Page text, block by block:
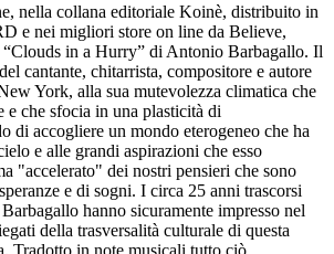
nella collana editoriale Koinè, distribuito in
e nei migliori store on line da Believe,
“Clouds in a Hurry” di Antonio Barbagallo. Il
cantante, chitarrista, compositore e autore
York, alla sua mutevolezza climatica che
e che sfocia in una plasticità di
di accogliere un mondo eterogeneo che ha
e alle grandi aspirazioni che esso
"accelerato" dei nostri pensieri che sono
e di sogni. I circa 25 anni trascorsi
hanno sicuramente impresso nel
della trasversalità culturale di questa
Tradotto in note musicali tutto ciò